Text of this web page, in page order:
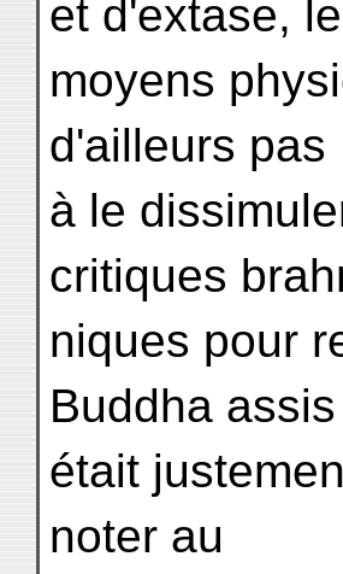
et d'extase,
moyens
d'ailleurs pas
à le
critiques
niques pour
Buddha assis
était
noter au